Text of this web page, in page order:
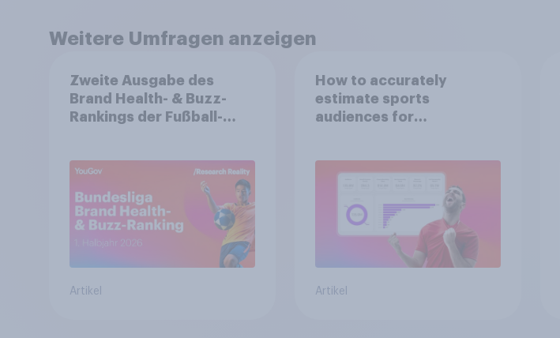
Weitere Umfragen anzeigen
Zweite Ausgabe des
Brand Health- & Buzz-
Rankings der Fußball-
Spitzenposition
Artikel
How to accurately
estimate sports
audiences for
Artikel